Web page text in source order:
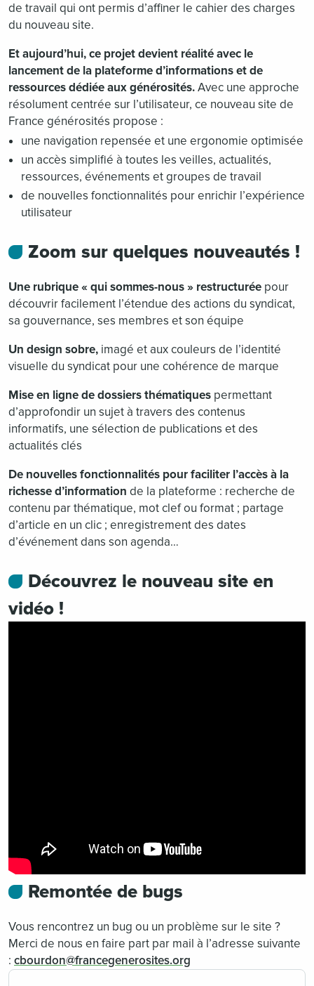
de travail qui ont permis d’affiner le cahier des charges
du nouveau site.
Et aujourd’hui, ce projet devient réalité avec le
lancement de la plateforme d’informations et de
ressources dédiée aux générosités.Avec une approche
résolument centrée sur l’utilisateur, ce nouveau site de
France générosités propose :
une navigation repensée et une ergonomie optimisée
un accès simplifié à toutes les veilles, actualités,
ressources, événements et groupes de travail
de nouvelles fonctionnalités pour enrichir l’expérience
utilisateur
Zoom sur quelques nouveautés !
Une rubrique « qui sommes-nous » restructurée pour
découvrir facilement l’étendue des actions du syndicat,
sa gouvernance, ses membres et son équipe
Un design sobre, imagé et aux couleurs de l’identité
visuelle du syndicat pour une cohérence de marque
Mise en ligne de dossiers thématiques permettant
d’approfondir un sujet à travers des contenus
informatifs, une sélection de publications et des
actualités clés
De nouvelles fonctionnalités pour faciliter l’accès à la
richesse d’information de la plateforme : recherche de
contenu par thématique, mot clef ou format ; partage
d’article en un clic ; enregistrement des dates
d’événement dans son agenda…
Découvrez le nouveau site en
vidéo !
Remontée de bugs
Vous rencontrez un bug ou un problème sur le site ?
Merci de nous en faire part par mail à l’adresse suivante
: cbourdon@francegenerosites.org